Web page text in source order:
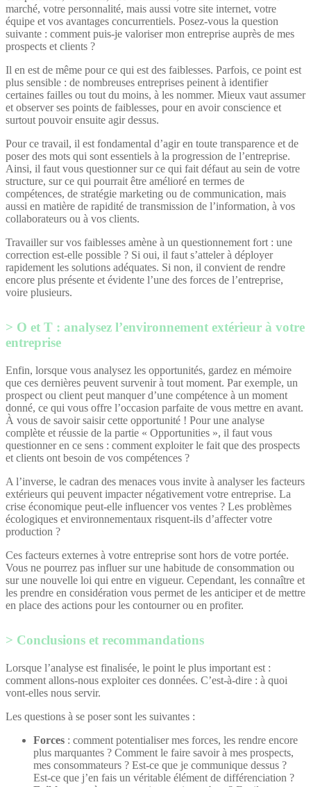
marché, votre personnalité, mais aussi votre site internet, votre
équipe et vos avantages concurrentiels. Posez-vous la question
suivante : comment puis-je valoriser mon entreprise auprès de mes
prospects et clients ?
Il en est de même pour ce qui est des faiblesses. Parfois, ce point est
plus sensible : de nombreuses entreprises peinent à identifier
certaines failles ou tout du moins, à les nommer. Mieux vaut assumer
et observer ses points de faiblesses, pour en avoir conscience et
surtout pouvoir ensuite agir dessus.
Pour ce travail, il est fondamental d’agir en toute transparence et de
poser des mots qui sont essentiels à la progression de l’entreprise.
Ainsi, il faut vous questionner sur ce qui fait défaut au sein de votre
structure, sur ce qui pourrait être amélioré en termes de
compétences, de stratégie marketing ou de communication, mais
aussi en matière de rapidité de transmission de l’information, à vos
collaborateurs ou à vos clients.
Travailler sur vos faiblesses amène à un questionnement fort : une
correction est-elle possible ? Si oui, il faut s’atteler à déployer
rapidement les solutions adéquates. Si non, il convient de rendre
encore plus présente et évidente l’une des forces de l’entreprise,
voire plusieurs.
O et T : analysez l’environnement extérieur à votre
entreprise
Enfin, lorsque vous analysez les opportunités, gardez en mémoire
que ces dernières peuvent survenir à tout moment. Par exemple, un
prospect ou client peut manquer d’une compétence à un moment
donné, ce qui vous offre l’occasion parfaite de vous mettre en avant.
À vous de savoir saisir cette opportunité ! Pour une analyse
complète et réussie de la partie « Opportunities », il faut vous
questionner en ce sens : comment exploiter le fait que des prospects
et clients ont besoin de vos compétences ?
A l’inverse, le cadran des menaces vous invite à analyser les facteurs
extérieurs qui peuvent impacter négativement votre entreprise. La
crise économique peut-elle influencer vos ventes ? Les problèmes
écologiques et environnementaux risquent-ils d’affecter votre
production ?
Ces facteurs externes à votre entreprise sont hors de votre portée.
Vous ne pourrez pas influer sur une habitude de consommation ou
sur une nouvelle loi qui entre en vigueur. Cependant, les connaître et
les prendre en considération vous permet de les anticiper et de mettre
en place des actions pour les contourner ou en profiter.
Conclusions et recommandations
Lorsque l’analyse est finalisée, le point le plus important est :
comment allons-nous exploiter ces données. C’est-à-dire : à quoi
vont-elles nous servir.
Les questions à se poser sont les suivantes :
Forces : comment potentialiser mes forces, les rendre encore
plus marquantes ? Comment le faire savoir à mes prospects,
mes consommateurs ? Est-ce que je communique dessus ?
Est-ce que j’en fais un véritable élément de différenciation ?